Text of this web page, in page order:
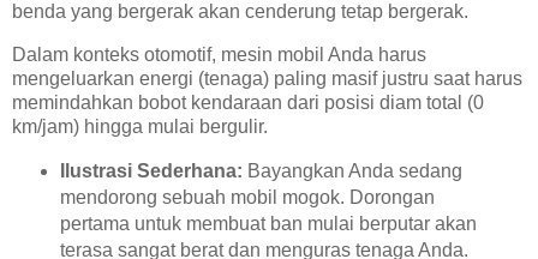
benda yang bergerak akan cenderung tetap bergerak.
Dalam konteks otomotif, mesin mobil Anda harus
mengeluarkan energi (tenaga) paling masif justru saat harus
memindahkan bobot kendaraan dari posisi diam total (0
km/jam) hingga mulai bergulir.
Ilustrasi Sederhana: Bayangkan Anda sedang
mendorong sebuah mobil mogok. Dorongan
pertama untuk membuat ban mulai berputar akan
terasa sangat berat dan menguras tenaga Anda.